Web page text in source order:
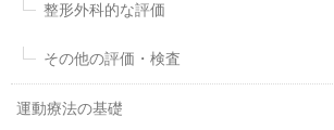
整形外科的な評価
その他の評価・検査
運動療法の基礎